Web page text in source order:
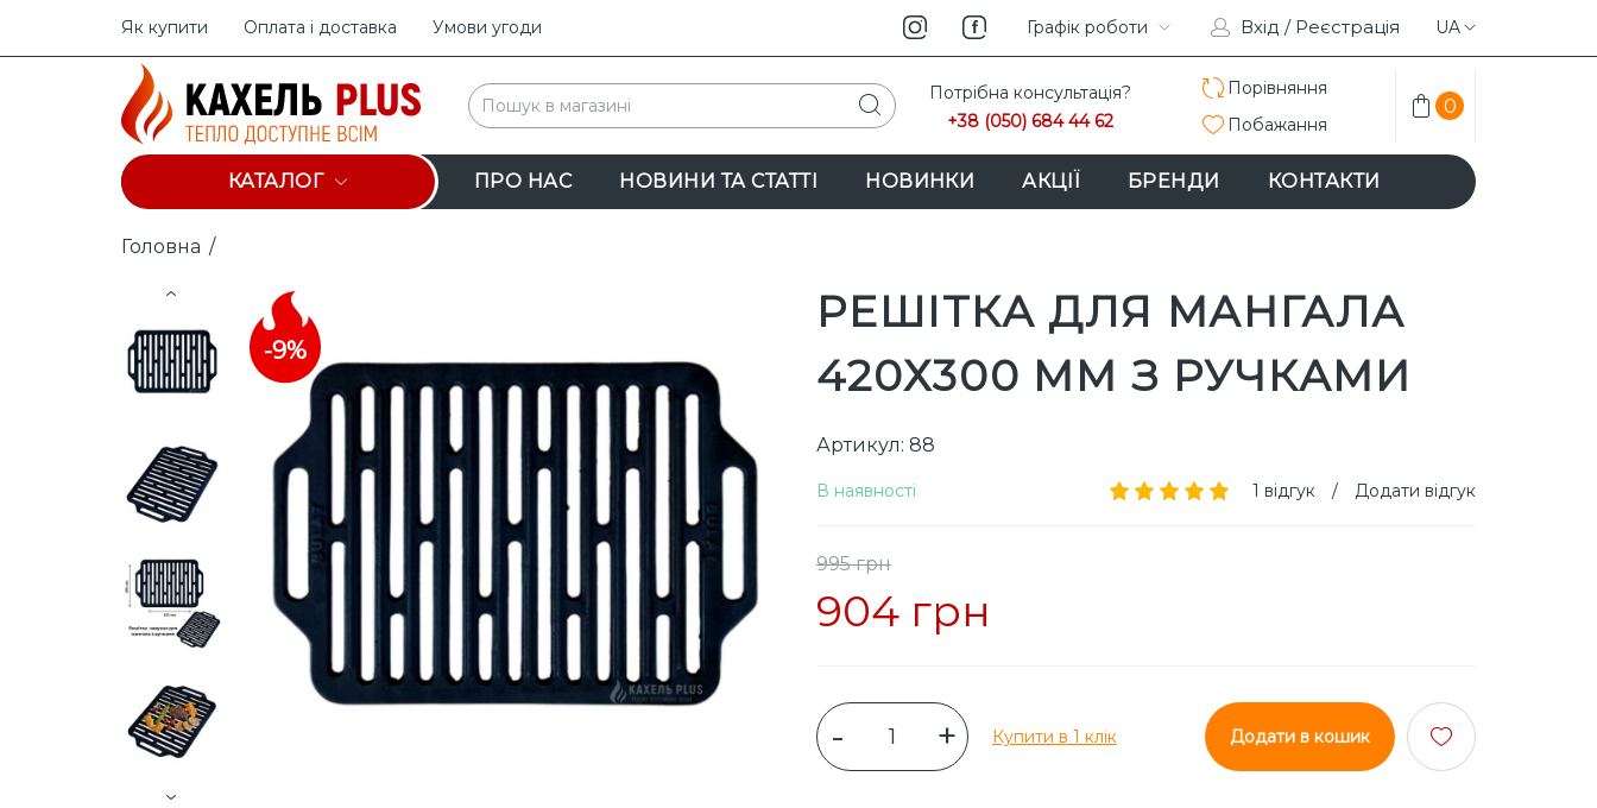
Як купити Оплата і доставка Умови угоди INSTAGRAMFACEBOOK
Графік роботи Вхід / Реєстрація UA
Потрібна консультація?
+38 (050) 684 44 62
Порівняння
Побажання
0
КАТАЛОГ ПРО НАС НОВИНИ ТА СТАТТІ НОВИНКИ АКЦІЇ БРЕНДИ КОНТАКТИ
Головна /
-9%
Prev
РЕШІТКА ДЛЯ МАНГАЛА
420Х300 ММ З РУЧКАМИ
Артикул: 88
В наявності 1 відгук / Додати відгук
995 грн
904 грн
- + Купити в 1 клік Додати в кошик